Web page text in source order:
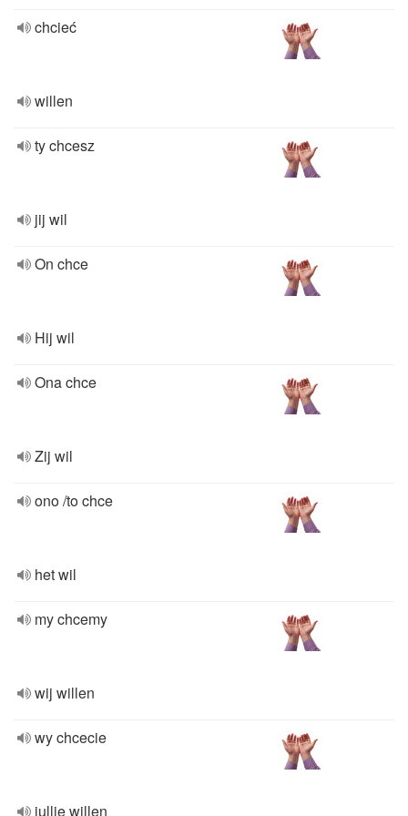
chcieć
willen
ty chcesz
jij wil
On chce
Hij wil
Ona chce
Zij wil
ono /to chce
het wil
my chcemy
wij willen
wy chcecie
jullie willen